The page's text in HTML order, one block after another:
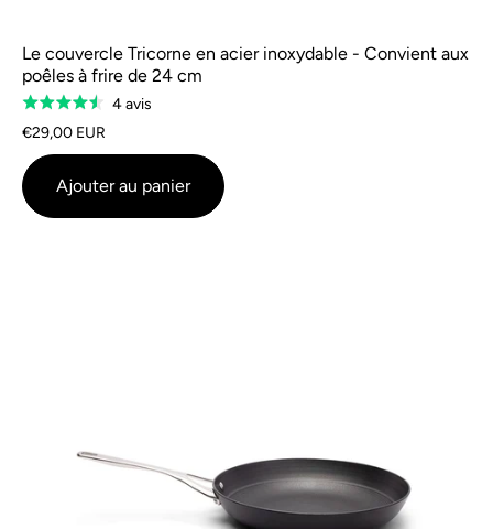
Le couvercle Tricorne en acier inoxydable - Convient aux
poêles à frire de 24 cm
Évalué
à
4,5
sur
5
4 avisSur
base
avis
€29,00 EUR
Ajouter au panier